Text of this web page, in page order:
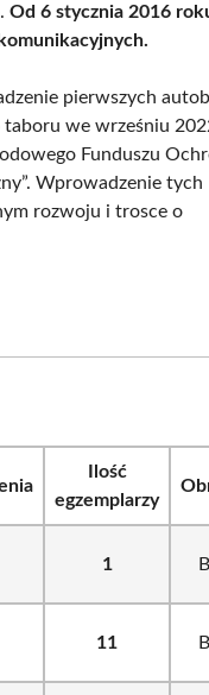
Od 6 stycznia 2016
pierwszych
we wrześniu
Funduszu
Wprowadzenie tych
rozwoju i trosce o
Ilość
egzemplarzy
1
11